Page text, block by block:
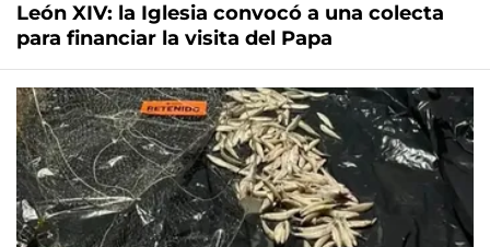
León XIV: la Iglesia convocó a una colecta
para financiar la visita del Papa